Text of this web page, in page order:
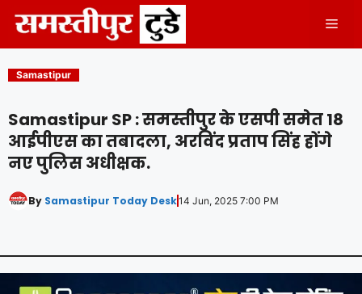
content
Samastipur
Samastipur SP : समस्तीपुर के एसपी समेत 18
आईपीएस का तबादला, अरविंद प्रताप सिंह होंगे
नए पुलिस अधीक्षक.
By Samastipur Today Desk14 Jun, 2025 7:00 PM